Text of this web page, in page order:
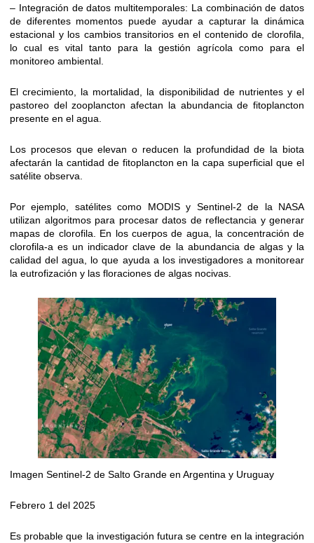
– Integración de datos multitemporales: La combinación de datos
de diferentes momentos puede ayudar a capturar la dinámica
estacional y los cambios transitorios en el contenido de clorofila,
lo cual es vital tanto para la gestión agrícola como para el
monitoreo ambiental.
El crecimiento, la mortalidad, la disponibilidad de nutrientes y el
pastoreo del zooplancton afectan la abundancia de fitoplancton
presente en el agua.
Los procesos que elevan o reducen la profundidad de la biota
afectarán la cantidad de fitoplancton en la capa superficial que el
satélite observa.
Por ejemplo, satélites como MODIS y Sentinel-2 de la NASA
utilizan algoritmos para procesar datos de reflectancia y generar
mapas de clorofila. En los cuerpos de agua, la concentración de
clorofila-a es un indicador clave de la abundancia de algas y la
calidad del agua, lo que ayuda a los investigadores a monitorear
la eutrofización y las floraciones de algas nocivas.
Imagen Sentinel-2 de Salto Grande en Argentina y Uruguay
Febrero 1 del 2025
Es probable que la investigación futura se centre en la integración